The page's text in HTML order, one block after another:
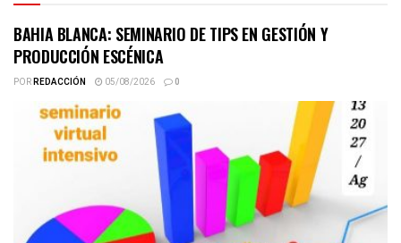
BAHIA BLANCA: SEMINARIO DE TIPS EN GESTIÓN Y
PRODUCCIÓN ESCÉNICA
PORREDACCIÓN 05/08/2026 0